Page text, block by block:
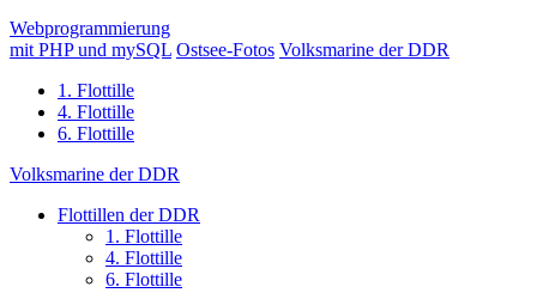
Webprogrammierung
mit PHP und mySQL Ostsee-Fotos Volksmarine der DDR
1. Flottille
4. Flottille
6. Flottille
Volksmarine der DDR
Flottillen der DDR
1. Flottille
4. Flottille
6. Flottille